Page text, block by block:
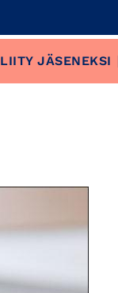
LIITY JÄSENEKSI